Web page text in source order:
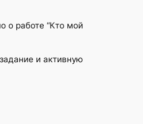
о работе “Кто мой
и активную